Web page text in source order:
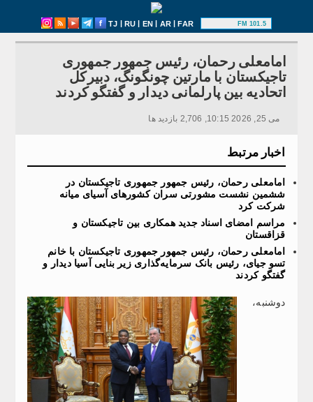
TJ | RU | EN | AR|FAR 101.5 FM
امامعلی رحمان، رئیس جمهور جمهوری
تاجیکستان با مارتین چونگونگ، دبیرکل
اتحادیه بین پارلمانی دیدار و گفتگو کردند
می 25, 2026 10:15, 2,706 بازدید ها
اخبار مرتبط
امامعلی رحمان، رئیس جمهور جمهوری تاجیکستان در
ششمین نشست مشورتی سران کشورهای آسیای میانه
شرکت کرد
مراسم امضای اسناد جدید همکاری بین تاجیکستان و
قزاقستان
امامعلی رحمان، رئیس جمهور جمهوری تاجیکستان با خانم
تسو جیای، رئیس بانک سرمایه‌گذاری زیر بنایی آسیا دیدار و
گفتگو کردند
دوشنبه،